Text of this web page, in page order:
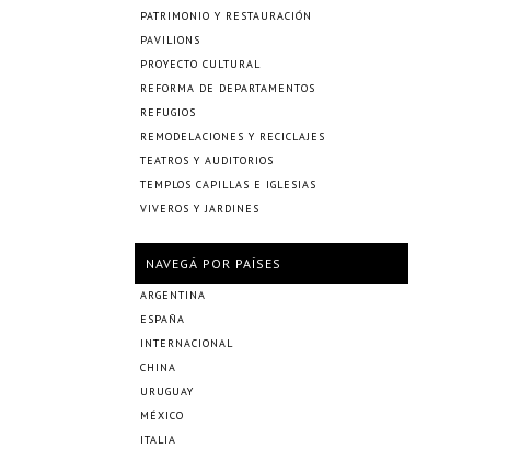
PATRIMONIO Y RESTAURACIÓN
PAVILIONS
PROYECTO CULTURAL
REFORMA DE DEPARTAMENTOS
REFUGIOS
REMODELACIONES Y RECICLAJES
TEATROS Y AUDITORIOS
TEMPLOS CAPILLAS E IGLESIAS
VIVEROS Y JARDINES
NAVEGÁ POR PAÍSES
ARGENTINA
ESPAÑA
INTERNACIONAL
CHINA
URUGUAY
MÉXICO
ITALIA